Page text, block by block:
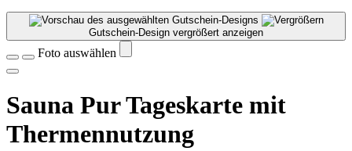
Gutschein-Design vergrößert anzeigen
Foto auswählen
Sauna Pur Tageskarte mit
Thermennutzung